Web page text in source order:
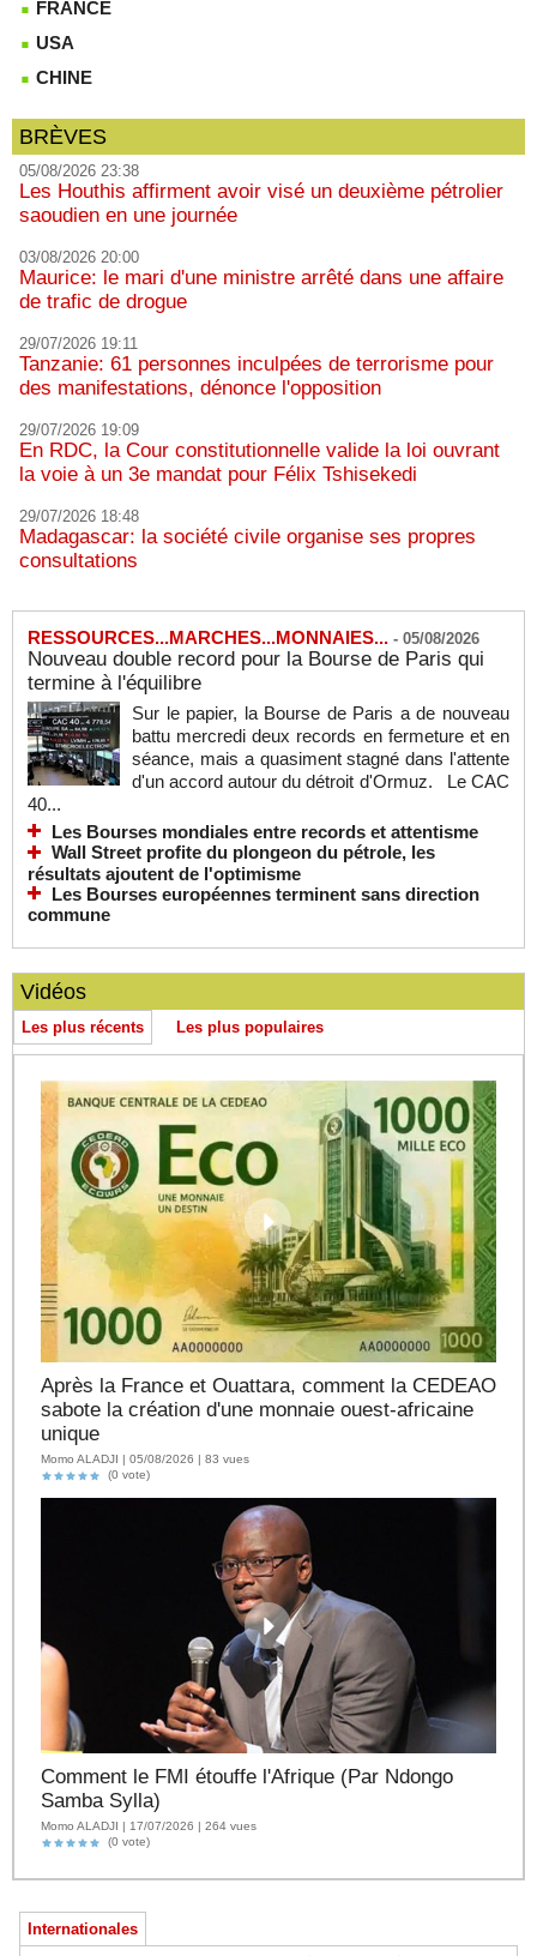
FRANCE
USA
CHINE
BRÈVES
05/08/2026 23:38
Les Houthis affirment avoir visé un deuxième pétrolier
saoudien en une journée
03/08/2026 20:00
Maurice: le mari d'une ministre arrêté dans une affaire
de trafic de drogue
29/07/2026 19:11
Tanzanie: 61 personnes inculpées de terrorisme pour
des manifestations, dénonce l'opposition
29/07/2026 19:09
En RDC, la Cour constitutionnelle valide la loi ouvrant
la voie à un 3e mandat pour Félix Tshisekedi
29/07/2026 18:48
Madagascar: la société civile organise ses propres
consultations
RESSOURCES...MARCHES...MONNAIES... - 05/08/2026
Nouveau double record pour la Bourse de Paris qui
termine à l'équilibre
Sur le papier, la Bourse de Paris a de nouveau
battu mercredi deux records en fermeture et en
séance, mais a quasiment stagné dans l'attente
d'un accord autour du détroit d'Ormuz. Le CAC
40...
Les Bourses mondiales entre records et attentisme
Wall Street profite du plongeon du pétrole, les
résultats ajoutent de l'optimisme
Les Bourses européennes terminent sans direction
commune
Vidéos
Les plus récents Les plus populaires
Après la France et Ouattara, comment la CEDEAO
sabote la création d'une monnaie ouest-africaine
unique
Momo ALADJI | 05/08/2026 | 83 vues
(0 vote)
Comment le FMI étouffe l'Afrique (Par Ndongo
Samba Sylla)
Momo ALADJI | 17/07/2026 | 264 vues
(0 vote)
Internationales